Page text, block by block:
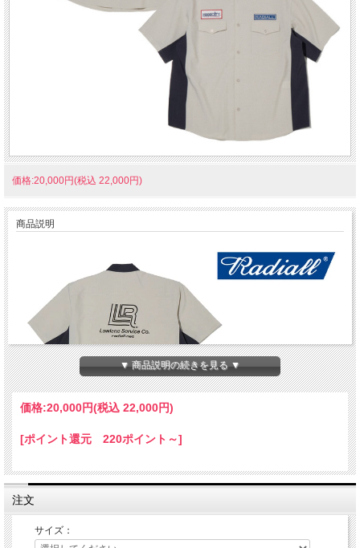
価格:20,000円(税込 22,000円)
商品説明
▼ 商品説明の続きを見る ▼
価格:20,000円(税込 22,000円)
[ポイント還元 220ポイント～]
注文
サイズ：